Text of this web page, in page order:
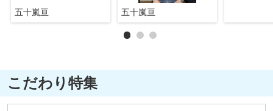
五十嵐亘 五十嵐亘
こだわり特集